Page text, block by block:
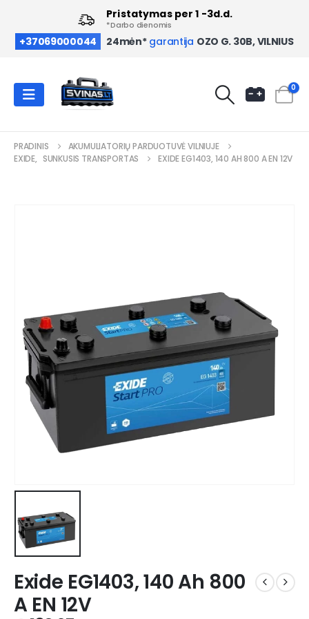
+37069000044 24mėn* garantija OZO G. 30B, VILNIUS
Pristatymas per 1 -3d.d.
*Darbo dienomis
0
PRADINIS
AKUMULIATORIŲ PARDUOTUVĖ VILNIUJE
EXIDE, SUNKUSIS TRANSPORTAS EXIDE EG1403, 140 AH 800 A EN 12V
Exide EG1403, 140 Ah 800
A EN 12V